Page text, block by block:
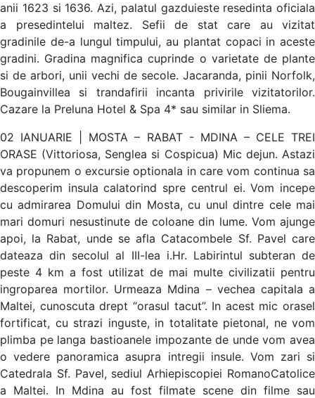
anii 1623 si 1636. Azi, palatul gazduieste resedinta oficiala
a presedintelui maltez. Sefii de stat care au vizitat
gradinile de-a lungul timpului, au plantat copaci in aceste
gradini. Gradina magnifica cuprinde o varietate de plante
si de arbori, unii vechi de secole. Jacaranda, pinii Norfolk,
Bougainvillea si trandafirii incanta privirile vizitatorilor.
Cazare la Preluna Hotel & Spa 4* sau similar in Sliema.
02 IANUARIE | MOSTA – RABAT - MDINA – CELE TREI
ORASE (Vittoriosa, Senglea si Cospicua) Mic dejun. Astazi
va propunem o excursie optionala in care vom continua sa
descoperim insula calatorind spre centrul ei. Vom incepe
cu admirarea Domului din Mosta, cu unul dintre cele mai
mari domuri nesustinute de coloane din lume. Vom ajunge
apoi, la Rabat, unde se afla Catacombele Sf. Pavel care
dateaza din secolul al III-lea i.Hr. Labirintul subteran de
peste 4 km a fost utilizat de mai multe civilizatii pentru
ingroparea mortilor. Urmeaza Mdina – vechea capitala a
Maltei, cunoscuta drept “orasul tacut”. In acest mic orasel
fortificat, cu strazi inguste, in totalitate pietonal, ne vom
plimba pe langa bastioanele impozante de unde vom avea
o vedere panoramica asupra intregii insule. Vom zari si
Catedrala Sf. Pavel, sediul Arhiepiscopiei RomanoCatolice
a Maltei. In Mdina au fost filmate scene din filme sau